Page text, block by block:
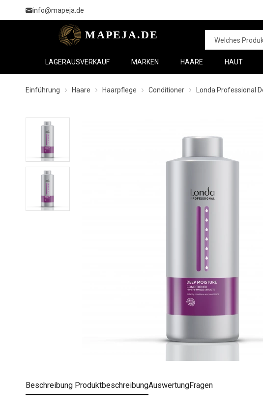
info@mapeja.de
LAGERAUSVERKAUF MARKEN HAARE HAUT
Einführung Haare Haarpflege Conditioner Londa Professional
Beschreibung ProduktbeschreibungAuswertungFragen